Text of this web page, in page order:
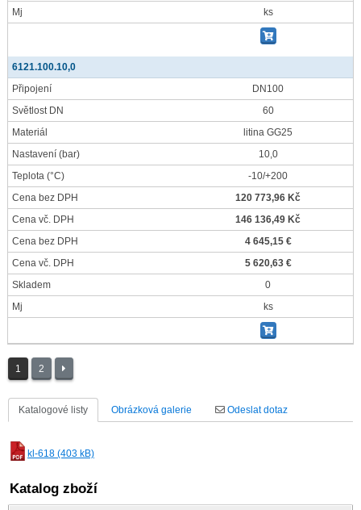
Mj
ks
6121.100.10,0
Připojení
DN100
Světlost DN
60
Materiál
litina GG25
Nastavení (bar)
10,0
Teplota (°C)
-10/+200
Cena bez DPH
120 773,96 Kč
Cena vč. DPH
146 136,49 Kč
Cena bez DPH
4 645,15 €
Cena vč. DPH
5 620,63 €
Skladem
0
Mj
ks
1 2
Katalogové listy Obrázková galerie Odeslat dotaz
kl-618 (403 kB)
Katalog zboží